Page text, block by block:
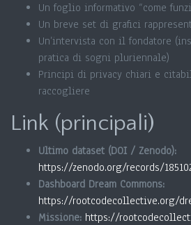
Un foglio informativo “come
Un breve set di grafici
Un’intervista con il fondatore
pratica di sogni pluriennale)
Principi di privacy chiari e
raccogliere
Link (principali)
Ultimo dataset (DOI / Zenodo):
https://zenodo.org/records/
Dashboard Dream Commons:
https://rootcodecollective.org/
Missione: https://